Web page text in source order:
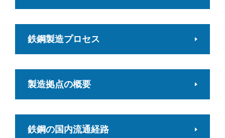
鉄鋼製造プロセス
製造拠点の概要
鉄鋼の国内流通経路